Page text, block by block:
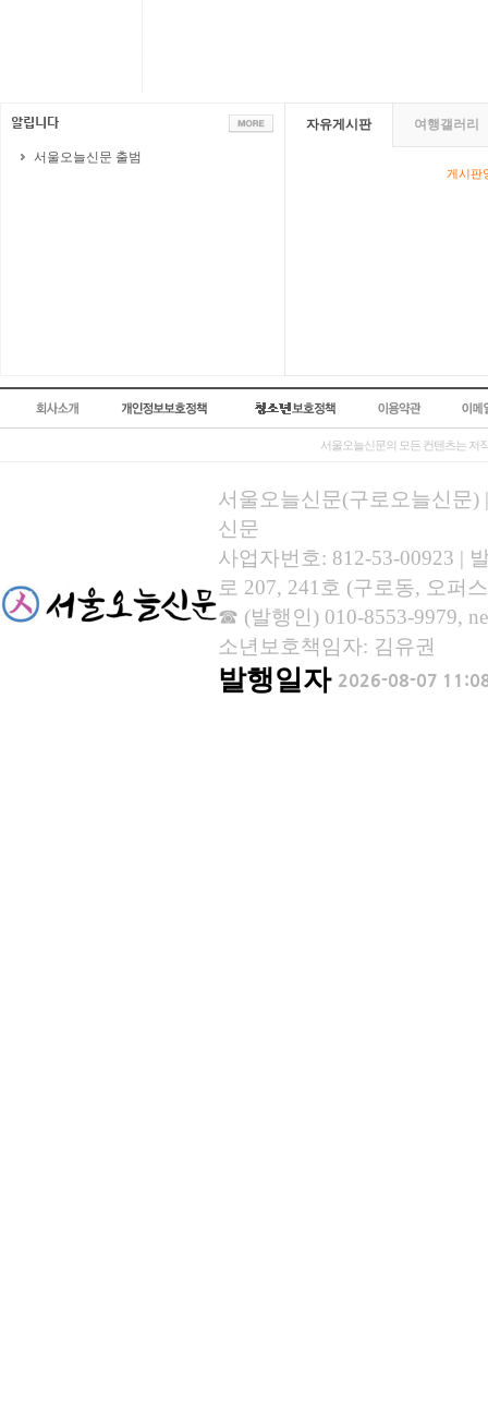
서울오늘신문 출범
자유게시판 여행갤러리
게시판
서울오늘신문의 모든 컨텐츠는 저
서울오늘신문(구로오늘신문)
신문
사업자번호: 812-53-00923 |
로 207, 241호 (구로동, 오퍼
☎ (발행인) 010-8553-9979,
소년보호책임자: 김유권
발행일자